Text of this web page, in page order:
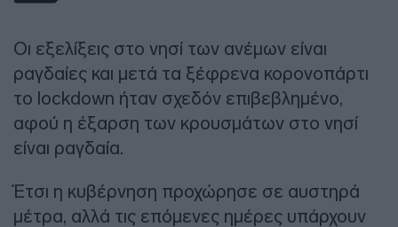
Οι εξελίξεις στο νησί των ανέμων είναι
ραγδαίες και μετά τα ξέφρενα κορονοπάρτι
το lockdown ήταν σχεδόν επιβεβλημένο,
αφού η έξαρση των κρουσμάτων στο νησί
είναι ραγδαία.
Έτσι η κυβέρνηση προχώρησε σε αυστηρά
μέτρα, αλλά τις επόμενες ημέρες υπάρχουν